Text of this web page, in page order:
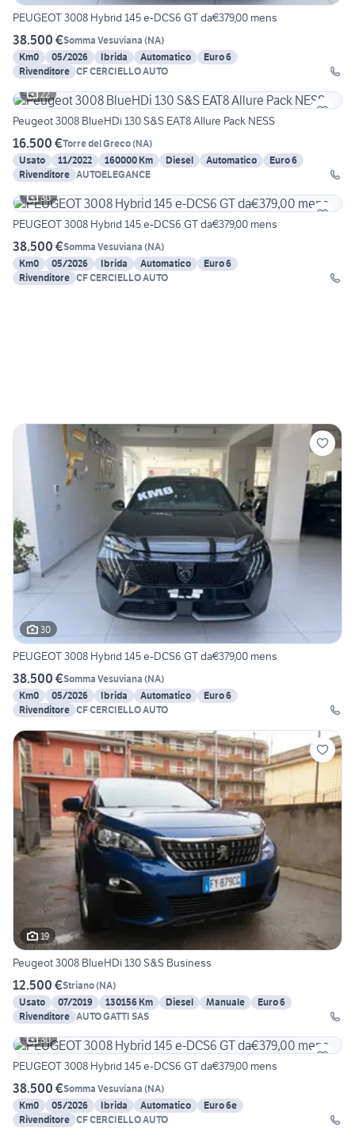
PEUGEOT 3008 Hybrid 145 e-DCS6 GT da€379,00 mens
38.500 €Somma Vesuviana (NA)
Km0
05/2026 Ibrida Automatico
Euro 6
Rivenditore CF CERCIELLO AUTO
22
Peugeot 3008 BlueHDi 130 S&S EAT8 Allure Pack NESS
16.500 €Torre del Greco(NA)
Usato
11/2022 160000 Km Diesel Automatico
Euro 6
Rivenditore AUTOELEGANCE
30
PEUGEOT 3008 Hybrid 145 e-DCS6 GT da€379,00 mens
38.500 €Somma Vesuviana (NA)
Km0
05/2026 Ibrida Automatico
Euro 6
Rivenditore CF CERCIELLO AUTO
30
PEUGEOT 3008 Hybrid 145 e-DCS6 GT da€379,00 mens
38.500 €Somma Vesuviana (NA)
Km0
05/2026 Ibrida Automatico
Euro 6
Rivenditore CF CERCIELLO AUTO
19
Peugeot 3008 BlueHDi 130 S&S Business
12.500 €Striano(NA)
Usato
07/2019 130156 Km Diesel Manuale
Euro 6
Rivenditore AUTO GATTI SAS
30
PEUGEOT 3008 Hybrid 145 e-DCS6 GT da€379,00 mens
38.500 €Somma Vesuviana (NA)
Km0
05/2026 Ibrida Automatico
Euro 6e
Rivenditore CF CERCIELLO AUTO